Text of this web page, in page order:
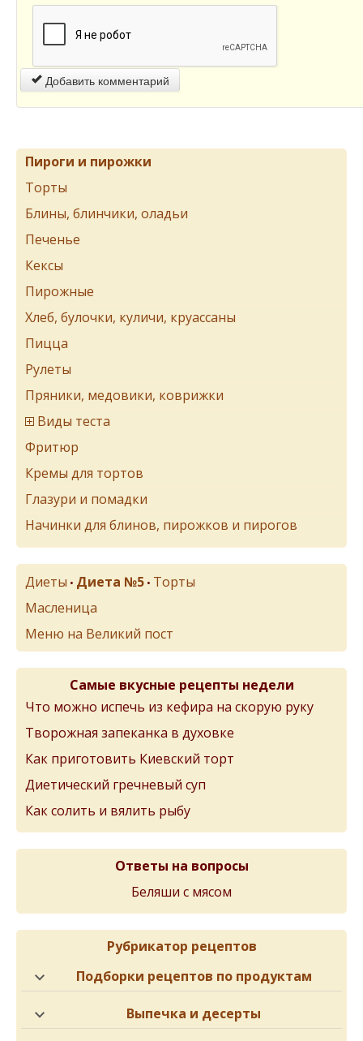
Добавить комментарий
Пироги и пирожки
Торты
Блины, блинчики, оладьи
Печенье
Кексы
Пирожные
Хлеб, булочки, куличи, круассаны
Пицца
Рулеты
Пряники, медовики, коврижки
Виды теста
Фритюр
Кремы для тортов
Глазури и помадки
Начинки для блинов, пирожков и пирогов
Диеты • Диета №5 • Торты
Масленица
Меню на Великий пост
Самые вкусные рецепты недели
Что можно испечь из кефира на скорую руку
Творожная запеканка в духовке
Как приготовить Киевский торт
Диетический гречневый суп
Как солить и вялить рыбу
Ответы на вопросы
Беляши с мясом
Рубрикатор рецептов
Подборки рецептов по продуктам
Выпечка и десерты